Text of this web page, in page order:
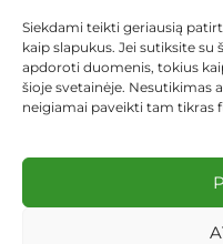
Siekdami teikti geriausią
kaip slapukus. Jei sutiksite
apdoroti duomenis, tokius
šioje svetainėje. Nesutikimas
neigiamai paveikti tam tikras
KEITIMAS IR
Visos teisės